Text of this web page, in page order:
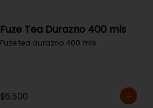
Fuze Tea Durazno 400 mls
Fuze tea durazno 400 mls
$6.500